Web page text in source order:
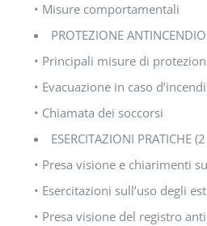
• Misure comportamentali
PROTEZIONE
• Principali misure di
• Evacuazione in caso
• Chiamata dei soccorsi
ESERCITAZIONI PRATICHE
• Presa visione e chiarimenti
• Esercitazioni sull’uso degli
• Presa visione del registro